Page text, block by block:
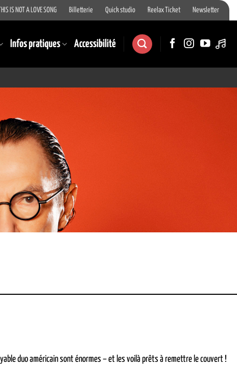
THIS IS NOT A LOVE SONG Billetterie Quick studio Reelax Ticket Newsletter
Infos pratiques Accessibilité
duo américain sont énormes – et les voilà prêts à remettre le couvert !